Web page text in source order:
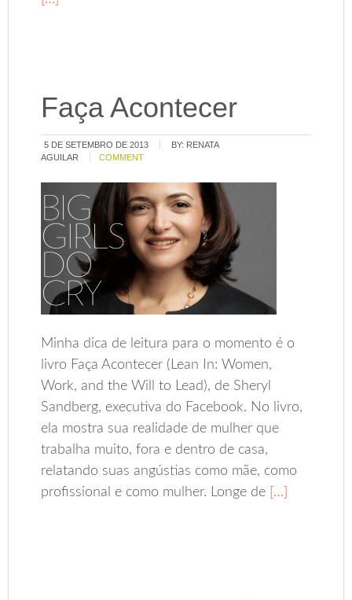
Faça Acontecer
5 DE SETEMBRO DE 2013 BY: RENATA
AGUILAR
COMMENT
Minha dica de leitura para o momento é o
livro Faça Acontecer (Lean In: Women,
Work, and the Will to Lead), de Sheryl
Sandberg, executiva do Facebook. No livro,
ela mostra sua realidade de mulher que
trabalha muito, fora e dentro de casa,
relatando suas angústias como mãe, como
profissional e como mulher. Longe de […]